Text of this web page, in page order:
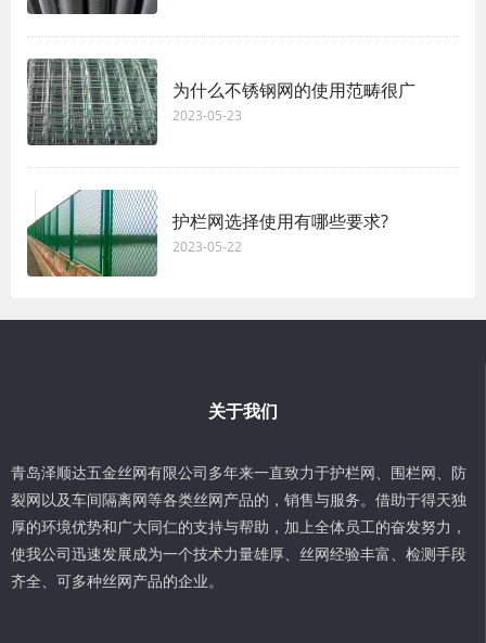
为什么不锈钢网的使用范畴很广
2023-05-23
护栏网选择使用有哪些要求?
2023-05-22
关于我们
青岛泽顺达五金丝网有限公司多年来一直致力于护栏网、围栏网、防
裂网以及车间隔离网等各类丝网产品的，销售与服务。借助于得天独
厚的环境优势和广大同仁的支持与帮助，加上全体员工的奋发努力，
使我公司迅速发展成为一个技术力量雄厚、丝网经验丰富、检测手段
齐全、可多种丝网产品的企业。